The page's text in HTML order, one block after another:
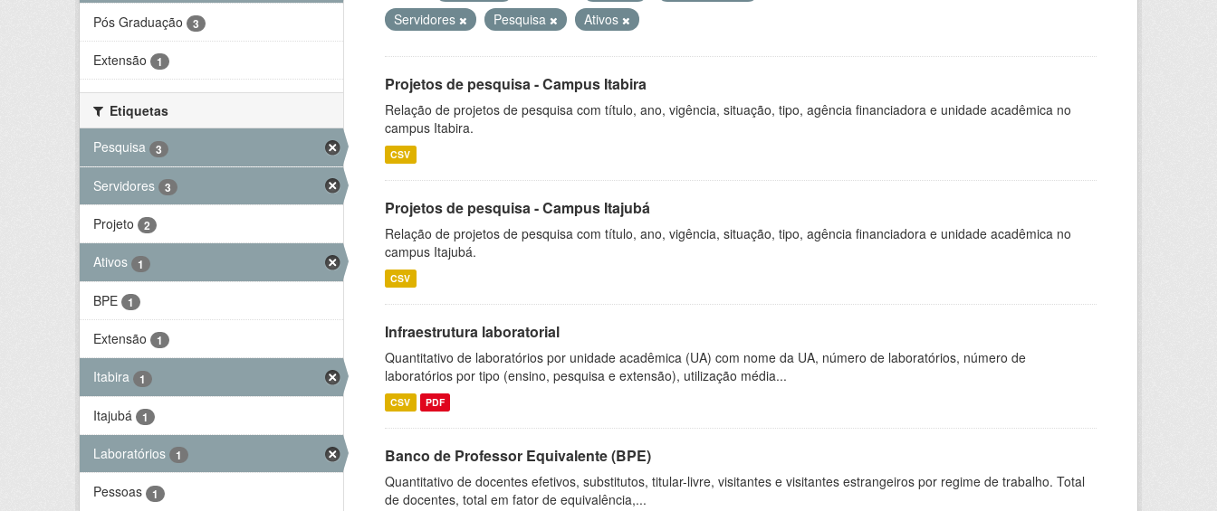
Pós Graduação 3
Extensão 1
Etiquetas
Pesquisa
3
Servidores 3
Projeto 2
Ativos 1
BPE 1
Extensão 1
Itabira 1
Itajubá 1
Laboratórios 1
Pessoas 1
Servidores
Pesquisa Ativos
Projetos de pesquisa - Campus Itabira
Relação de projetos de pesquisa com título, ano, vigência, situação, tipo, agência financiadora e unidade acadêmica no
campus Itabira.
CSV
Projetos de pesquisa - Campus Itajubá
Relação de projetos de pesquisa com título, ano, vigência, situação, tipo, agência financiadora e unidade acadêmica no
campus Itajubá.
CSV
Infraestrutura laboratorial
Quantitativo de laboratórios por unidade acadêmica (UA) com nome da UA, número de laboratórios, número de
laboratórios por tipo (ensino, pesquisa e extensão), utilização média...
CSV PDF
Banco de Professor Equivalente (BPE)
Quantitativo de docentes efetivos, substitutos, titular-livre, visitantes e visitantes estrangeiros por regime de trabalho. Total
de docentes, total em fator de equivalência,...